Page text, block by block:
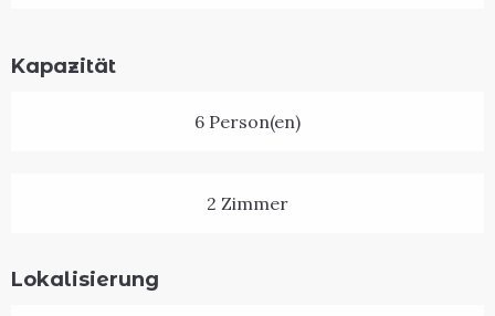
Kapazität
6 Person(en)
2 Zimmer
Lokalisierung